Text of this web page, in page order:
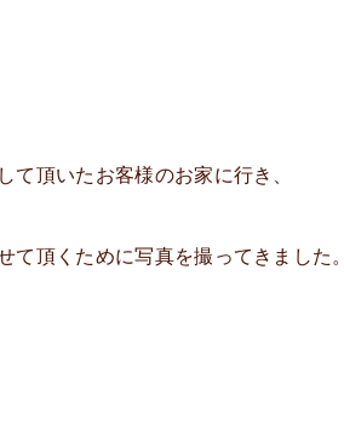
て頂いたお客様のお家に行き、
て頂くために写真を撮ってきました。